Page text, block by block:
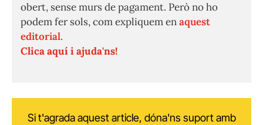
obert, sense murs de pagament. Però no ho
podem fer sols, com expliquem enaquest
editorial.
Clica aquí i ajuda'ns!
Si t'agrada aquest article, dóna'ns suport amb